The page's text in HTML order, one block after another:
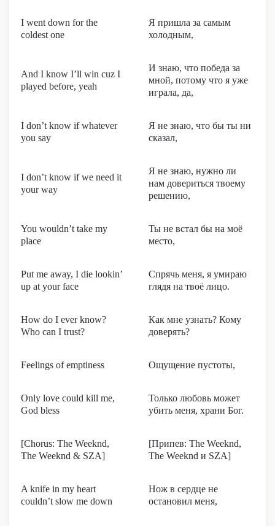
I went down for the
coldest one
Я пришла за самым
холодным,
And I know I’ll win cuz I
played before, yeah
И знаю, что победа за
мной, потому что я уже
играла, да,
I don’t know if whatever
you say
Я не знаю, что бы ты ни
сказал,
I don’t know if we need it
your way
Я не знаю, нужно ли
нам довериться твоему
решению,
You wouldn’t take my
place
Ты не встал бы на моё
место,
Put me away, I die lookin’
up at your face
Спрячь меня, я умираю
глядя на твоё лицо.
How do I ever know?
Who can I trust?
Как мне узнать? Кому
доверять?
Feelings of emptiness Ощущение пустоты,
Only love could kill me,
God bless
Только любовь может
убить меня, храни Бог.
[Chorus: The Weeknd,
The Weeknd & SZA]
[Припев: The Weeknd,
The Weeknd и SZA]
A knife in my heart
couldn’t slow me down
Нож в сердце не
остановил меня,